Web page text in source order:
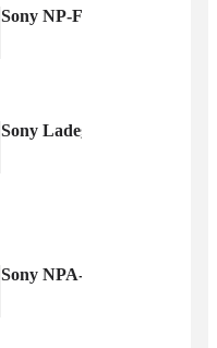
Sony NP-FZ100 Akku
Sony Ladegerät BC-QZ1
Sony NPA-MQZ1K